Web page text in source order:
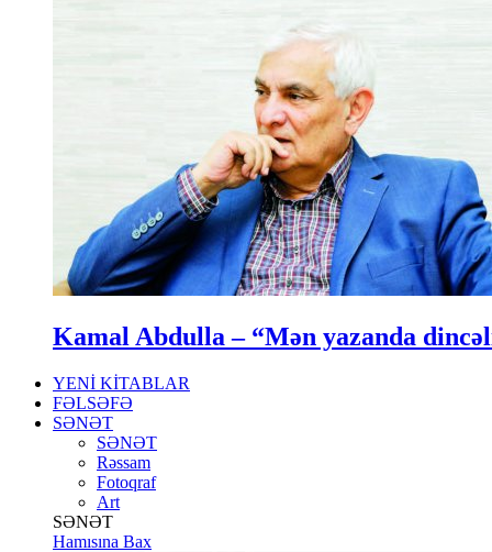
Kamal Abdulla – “Mən yazanda
YENİ KİTABLAR
FƏLSƏFƏ
SƏNƏT
SƏNƏT
Rəssam
Fotoqraf
Art
SƏNƏT
Hamısına Bax